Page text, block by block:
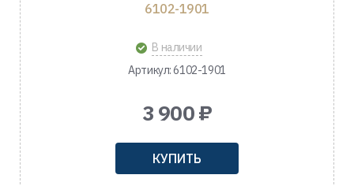
6102-1901
В наличии
Артикул: 6102-1901
3 900 ₽
КУПИТЬ